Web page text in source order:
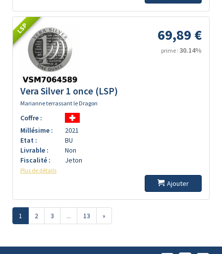
LSP 69,89 €
prime : 30.14%
Vera Silver 1 once (LSP)
Marianne terrassant le Dragon
Coffre :
Millésime :
2021
Etat :
BU
Livrable :
Non
Fiscalité :
Jeton
Plus de détails
Ajouter
1 2 3 ... 13 »